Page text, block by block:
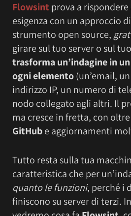
Flowsint prova a rispondere
esigenza con un approccio
strumento open source,
girare sul tuo server o sul
trasforma un’indagine in
ogni elemento(un’email,
indirizzo IP, un numero di
nodo collegato agli altri. Il
ma cresce in fretta, con oltre
GitHube aggiornamenti
Tutto resta sulla tua
caratteristica che per
quanto le funzioni, perché i
finiscono su server di terzi.